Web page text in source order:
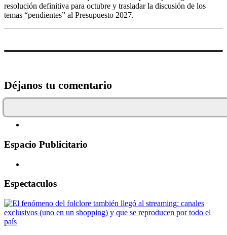
resolución definitiva para octubre y trasladar la discusión de los
temas “pendientes” al Presupuesto 2027.
Déjanos tu comentario
Espacio Publicitario
Espectaculos